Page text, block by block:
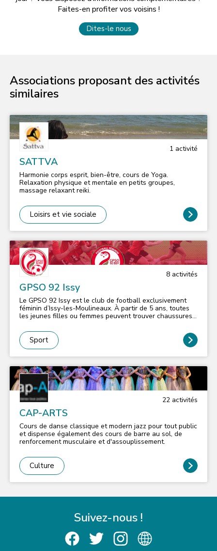
Faites-en profiter vos voisins !
Dites-le nous
Associations proposant des activités
similaires
1 activité
SATTVA
Harmonie corps esprit, bien-être, cours de Yoga.
Relaxation physique et mentale en petits groupes,
massage relaxant reiki.
Loisirs et vie sociale
8 activités
GPSO 92 Issy
Le GPSO 92 Issy est le club de football exclusivement
féminin d’Issy-les-Moulineaux. À partir de 5 ans, toutes
les jeunes filles ou femmes peuvent trouver chaussures
comptons 250 licenciées reparties dans 9 catégories : -
Équipe professionnelle (évoluant en D2) - Équipe réserve
(évoluant en Régional 1 de la Ligue de Paris Ile-de-
France) - Foot Loisir Seniors - U19F National - U18F
(labellisée « 0r » par la Fédération Française de Football
depuis 2016) Le Club dispose de divers équipements mis
à disposition par la ville d’Issy-les-Moulineaux comme la
Cité des Sports, le stade Gabriel Voisin et le stade de l’Ile
Billancourt.
Sport
22 activités
CAP-ARTS
Cours de danse classique et modern jazz pour tout public
et dispense également des cours de barre au sol, de
renforcement musculaire et d'assouplissement.
Culture
Suivez-nous !